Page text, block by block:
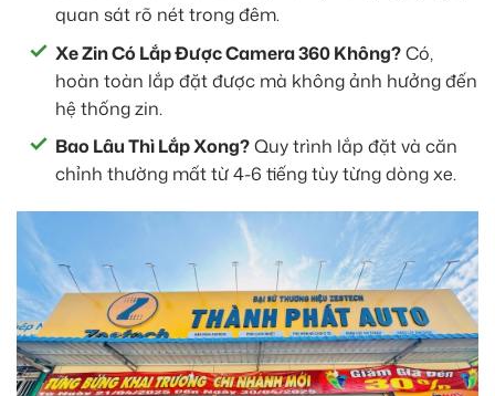
quan sát rõ nét trong đêm.
Xe Zin Có Lắp Được Camera 360 Không?Có,
hoàn toàn lắp đặt được mà không ảnh hưởng đến
hệ thống zin.
Bao Lâu Thì Lắp Xong?Quy trình lắp đặt và căn
chỉnh thường mất từ 4-6 tiếng tùy từng dòng xe.